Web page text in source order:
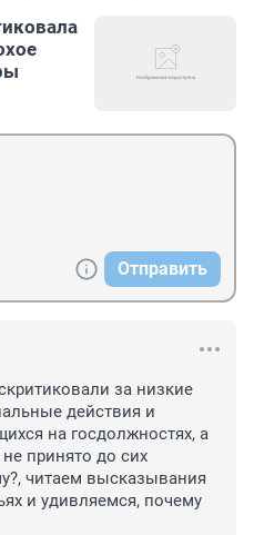
Отправить
за низкие
действия и
на госдолжностях, а
принято до сих
читаем высказывания
и удивляемся, почему